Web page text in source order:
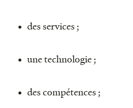
des services ;
une technologie ;
des compétences ;